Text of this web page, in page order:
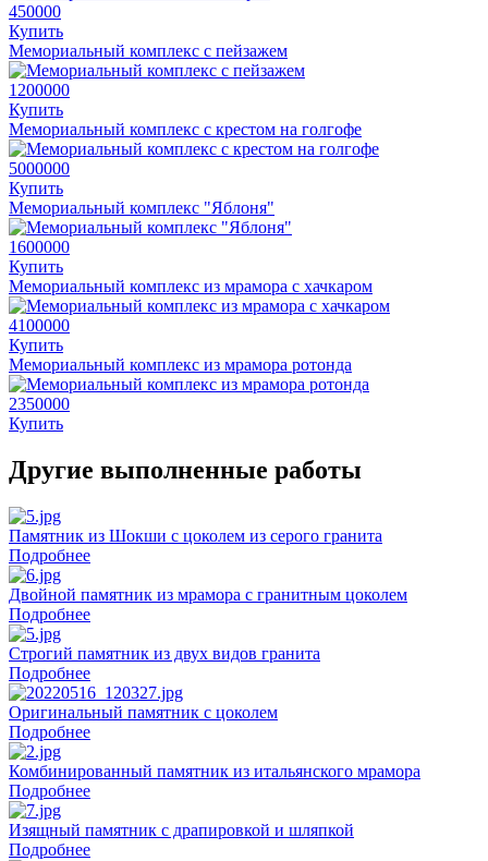
450000
Купить
Мемориальный комплекс с пейзажем
1200000
Купить
Мемориальный комплекс с крестом на голгофе
5000000
Купить
Мемориальный комплекс "Яблоня"
1600000
Купить
Мемориальный комплекс из мрамора с хачкаром
4100000
Купить
Мемориальный комплекс из мрамора ротонда
2350000
Купить
Другие выполненные работы
Памятник из Шокши с цоколем из серого гранита
Подробнее
Двойной памятник из мрамора с гранитным цоколем
Подробнее
Строгий памятник из двух видов гранита
Подробнее
Оригинальный памятник с цоколем
Подробнее
Комбинированный памятник из итальянского мрамора
Подробнее
Изящный памятник с драпировкой и шляпкой
Подробнее